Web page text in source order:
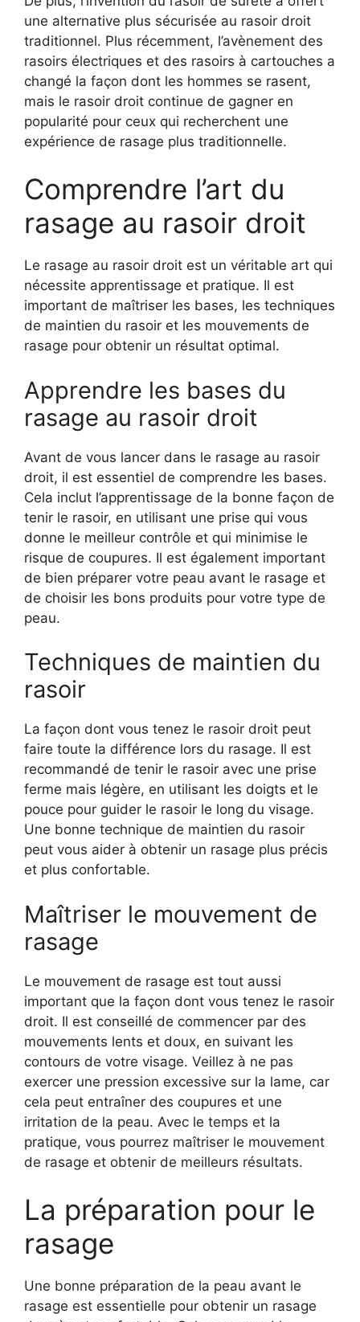
une alternative plus sécurisée au rasoir droit
traditionnel. Plus récemment, l’avènement des
rasoirs électriques et des rasoirs à cartouches a
changé la façon dont les hommes se rasent,
mais le rasoir droit continue de gagner en
popularité pour ceux qui recherchent une
expérience de rasage plus traditionnelle.
Comprendre l’art du
rasage au rasoir droit
Le rasage au rasoir droit est un véritable art qui
nécessite apprentissage et pratique. Il est
important de maîtriser les bases, les techniques
de maintien du rasoir et les mouvements de
rasage pour obtenir un résultat optimal.
Apprendre les bases du
rasage au rasoir droit
Avant de vous lancer dans le rasage au rasoir
droit, il est essentiel de comprendre les bases.
Cela inclut l’apprentissage de la bonne façon de
tenir le rasoir, en utilisant une prise qui vous
donne le meilleur contrôle et qui minimise le
risque de coupures. Il est également important
de bien préparer votre peau avant le rasage et
de choisir les bons produits pour votre type de
peau.
Techniques de maintien du
rasoir
La façon dont vous tenez le rasoir droit peut
faire toute la différence lors du rasage. Il est
recommandé de tenir le rasoir avec une prise
ferme mais légère, en utilisant les doigts et le
pouce pour guider le rasoir le long du visage.
Une bonne technique de maintien du rasoir
peut vous aider à obtenir un rasage plus précis
et plus confortable.
Maîtriser le mouvement de
rasage
Le mouvement de rasage est tout aussi
important que la façon dont vous tenez le rasoir
droit. Il est conseillé de commencer par des
mouvements lents et doux, en suivant les
contours de votre visage. Veillez à ne pas
exercer une pression excessive sur la lame, car
cela peut entraîner des coupures et une
irritation de la peau. Avec le temps et la
pratique, vous pourrez maîtriser le mouvement
de rasage et obtenir de meilleurs résultats.
La préparation pour le
rasage
Une bonne préparation de la peau avant le
rasage est essentielle pour obtenir un rasage